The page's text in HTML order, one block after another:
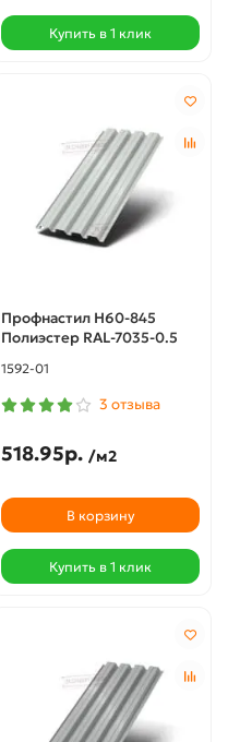
Купить в 1 клик
Профнастил Н60-845
Полиэстер RAL-7035-0.5
1592-01
3 отзыва
518.95р. /м2
В корзину
Купить в 1 клик